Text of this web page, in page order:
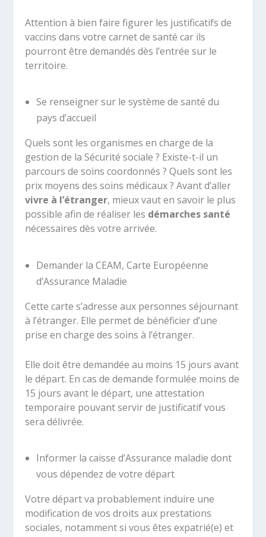
Attention à bien faire figurer les justificatifs de
vaccins dans votre carnet de santé car ils
pourront être demandés dès l’entrée sur le
territoire.
Se renseigner sur le système de santé du
pays d’accueil
Quels sont les organismes en charge de la
gestion de la Sécurité sociale ? Existe-t-il un
parcours de soins coordonnés ? Quels sont les
prix moyens des soins médicaux ? Avant d’aller
vivre à l’étranger, mieux vaut en savoir le plus
possible afin de réaliser les démarches santé
nécessaires dès votre arrivée.
Demander la CEAM, Carte Européenne
d’Assurance Maladie
Cette carte s’adresse aux personnes séjournant
à l’étranger. Elle permet de bénéficier d’une
prise en charge des soins à l’étranger.
Elle doit être demandée au moins 15 jours avant
le départ. En cas de demande formulée moins de
15 jours avant le départ, une attestation
temporaire pouvant servir de justificatif vous
sera délivrée.
Informer la caisse d’Assurance maladie dont
vous dépendez de votre départ
Votre départ va probablement induire une
modification de vos droits aux prestations
sociales, notamment si vous êtes expatrié(e) et